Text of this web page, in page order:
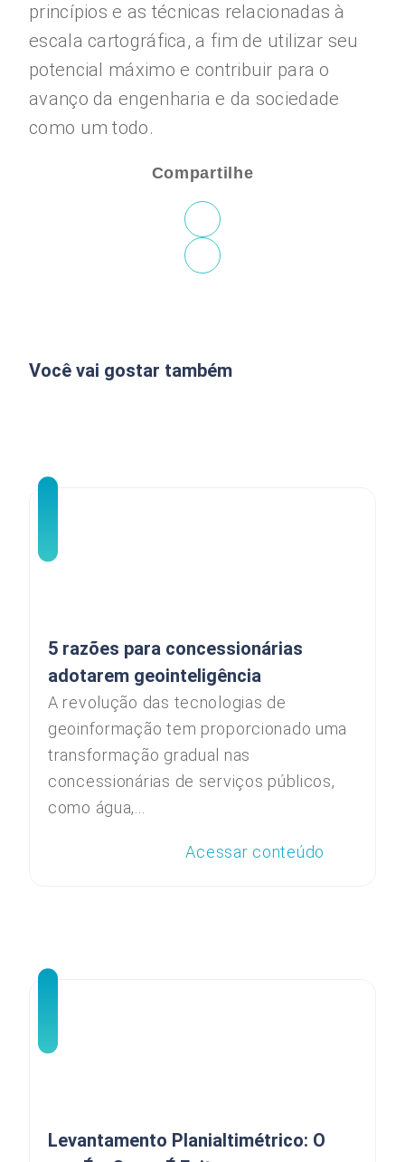
princípios e as técnicas relacionadas à
escala cartográfica, a fim de utilizar seu
potencial máximo e contribuir para o
avanço da engenharia e da sociedade
como um todo.
Compartilhe
Você vai gostar também
5 razões para concessionárias
adotarem geointeligência
A revolução das tecnologias de
geoinformação tem proporcionado uma
transformação gradual nas
concessionárias de serviços públicos,
como água,...
Acessar conteúdo
Levantamento Planialtimétrico: O